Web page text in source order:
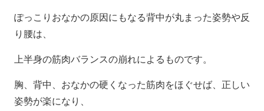
ぽっこりおなかの原因にもなる背中が丸まった姿勢や反
り腰は、
上半身の筋肉バランスの崩れによるものです。
胸、背中、おなかの硬くなった筋肉をほぐせば、正しい
姿勢が楽になり、